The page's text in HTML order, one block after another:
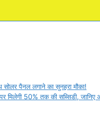
पैनल लगाने का सुनहरा मौका!
50% तक की सब्सिडी, जानिए